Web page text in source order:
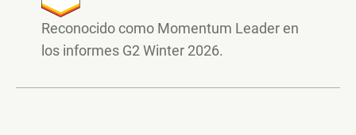
Reconocido como Momentum Leader en
los informes G2 Winter 2026.